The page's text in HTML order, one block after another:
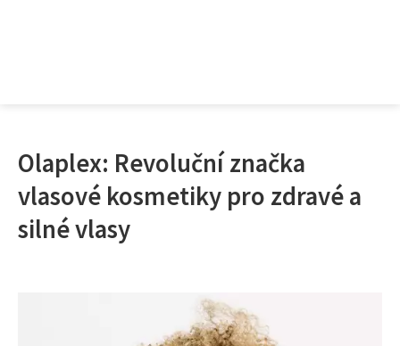
Olaplex: Revoluční značka
vlasové kosmetiky pro zdravé a
silné vlasy